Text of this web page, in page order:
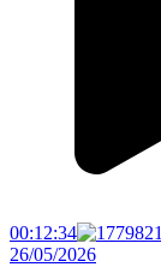
00:12:34
26/05/2026